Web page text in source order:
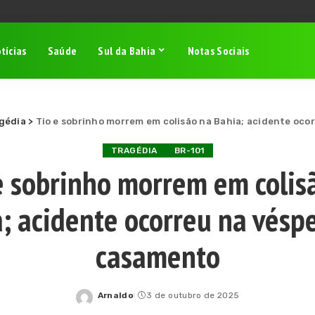
Saúde Sul da Bahia Notas Sociais
> Tio e sobrinho morrem em colisão na Bahia; acidente
TRAGÉDIA BR-101
sobrinho morrem em
acidente ocorreu na
casamento
Posted
Arnaldo 3 de outubro de 2025